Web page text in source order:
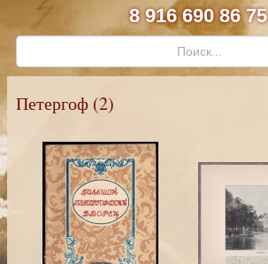
8 916 690 86 75
Петергоф (2)